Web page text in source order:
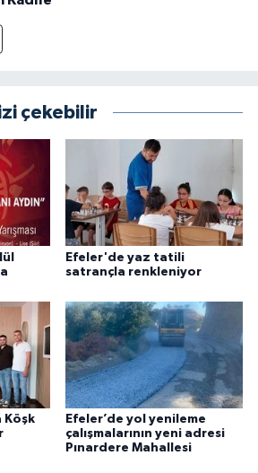
çekebilir
Efeler'de yaz tatili
satrançla renkleniyor
Köşk
Efeler’de yol yenileme
çalışmalarının yeni adresi
Pınardere Mahallesi